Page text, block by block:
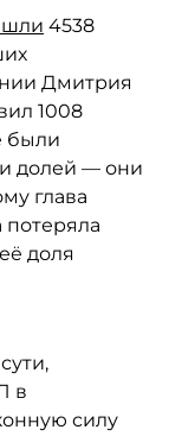
4538
Дмитрия
1008
были
долей — они
глава
потеряла
доля
в
силу